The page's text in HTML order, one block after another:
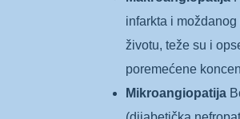
infarkta i
životu, teže su i
poremećene
Mikroangiopatija